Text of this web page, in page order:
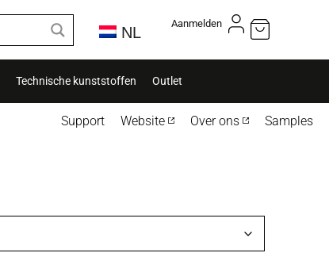
NL
Aanmelden
Technische kunststoffen Outlet
Support Website Over ons Samples